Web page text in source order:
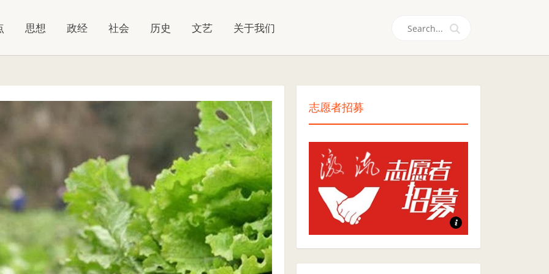
思想 政经 社会 历史 文艺 关于我们
志愿者招募
志愿者招募